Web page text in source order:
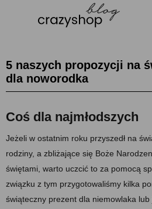
5 naszych propozycji na
dla noworodka
Coś dla najmłodszych
Jeżeli w ostatnim roku przyszedł na
rodziny, a zbliżające się Boże
świętami, warto uczcić to za pomocą
związku z tym przygotowaliśmy kilka
świąteczny prezent dla niemowlaka lub